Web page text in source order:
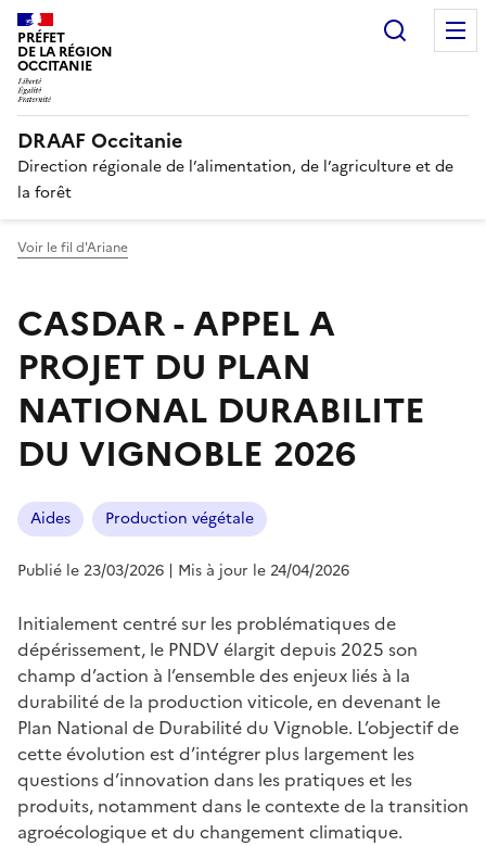
PRÉFET
DE LA RÉGION
OCCITANIE
DRAAF Occitanie
Direction régionale de l’alimentation, de l’agriculture et de
la forêt
Voir le fil d'Ariane
CASDAR - APPEL A
PROJET DU PLAN
NATIONAL DURABILITE
DU VIGNOBLE 2026
Aides Production végétale
Publié le 23/03/2026 | Mis à jour le 24/04/2026
Initialement centré sur les problématiques de
dépérissement, le PNDV élargit depuis 2025 son
champ d’action à l’ensemble des enjeux liés à la
durabilité de la production viticole, en devenant le
Plan National de Durabilité du Vignoble. L’objectif de
cette évolution est d’intégrer plus largement les
questions d’innovation dans les pratiques et les
produits, notamment dans le contexte de la transition
agroécologique et du changement climatique.